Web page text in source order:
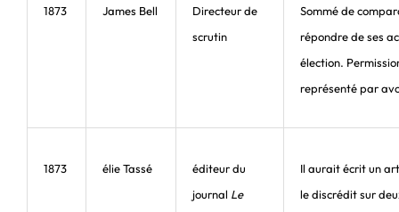
1873 James Bell
Directeur de
scrutin
Sommé de
répondre de ses
élection.
représenté par
1873 élie Tassé
éditeur du
journal Le
Il aurait écrit un
le discrédit sur